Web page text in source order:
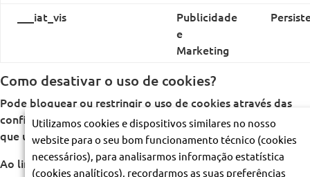
___iat_vis
Publicidade
e
Marketing
Como desativar o uso de cookies?
Pode bloquear ou restringir o uso de cookies através das
configurações dos browsers que usa, e em cada dispositivo
que utiliza para aceder a Internet.
Ao limitar a utilização de cookies pode dificultar a
Utilizamos cookies e dispositivos similares no nosso
website para o seu bom funcionamento técnico (cookies
necessários), para analisarmos informação estatística
(cookies analíticos), recordarmos as suas preferências